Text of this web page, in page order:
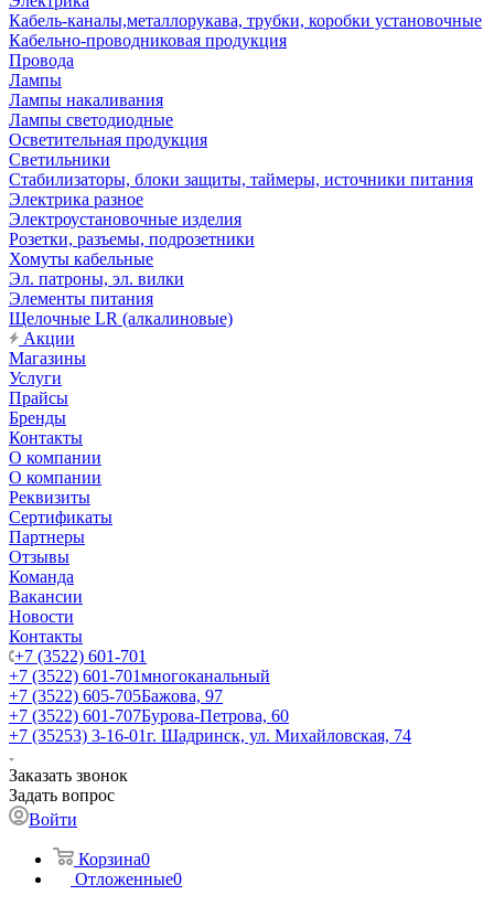
Кабель-каналы,металлорукава, трубки, коробки установочные
Кабельно-проводниковая продукция
Провода
Лампы
Лампы накаливания
Лампы светодиодные
Осветительная продукция
Светильники
Стабилизаторы, блоки защиты, таймеры, источники питания
Электрика разное
Электроустановочные изделия
Розетки, разъемы, подрозетники
Хомуты кабельные
Эл. патроны, эл. вилки
Элементы питания
Щелочные LR (алкалиновые)
Акции
Магазины
Услуги
Прайсы
Бренды
Контакты
О компании
О компании
Реквизиты
Сертификаты
Партнеры
Отзывы
Команда
Вакансии
Новости
Контакты
+7 (3522) 601-701
+7 (3522) 601-701многоканальный
+7 (3522) 605-705Бажова, 97
+7 (3522) 601-707Бурова-Петрова, 60
+7 (35253) 3-16-01г. Шадринск, ул. Михайловская, 74
Заказать звонок
Задать вопрос
Войти
Корзина0
Отложенные0